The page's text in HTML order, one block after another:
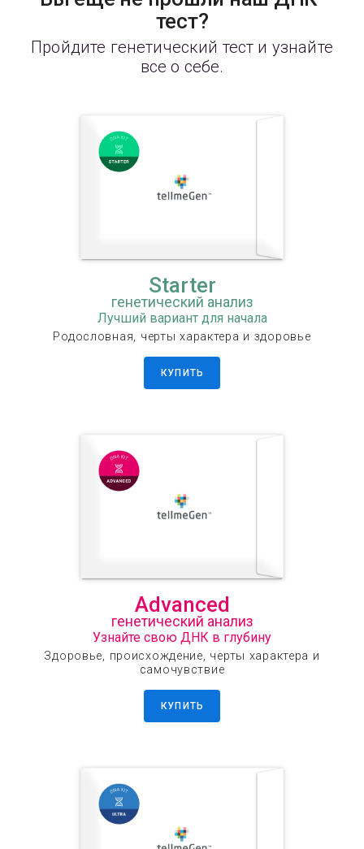
тест?
Пройдите генетический тест и узнайте
все о себе.
Starter
генетический анализ
Лучший вариант для начала
Родословная, черты характера и здоровье
КУПИТЬ
Advanced
генетический анализ
Узнайте свою ДНК в глубину
Здоровье, происхождение, черты характера и
самочувствие
КУПИТЬ